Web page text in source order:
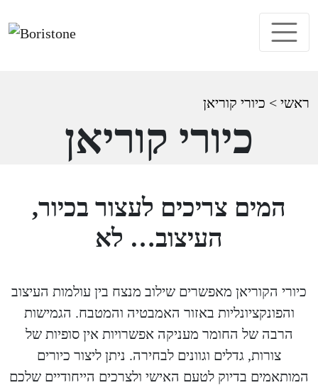
ראשי > כיורי קוריאן
כיורי קוריאן
המים צריכים לעצור בכיור,
העיצוב… לא
כיורי הקוריאן מאפשרים שילוב מנצח בין עולמות העיצוב
והפונקציונליות באזור האמבטיה והמטבח. הגמישות
הרבה של החומר מעניקה אפשרויות אין סופיות של
צורות, גדלים וגוונים לבחירה. ניתן ליצור כיורים
המותאמים בדיוק לטעם האישי ולצרכים הייחודיים שלכם